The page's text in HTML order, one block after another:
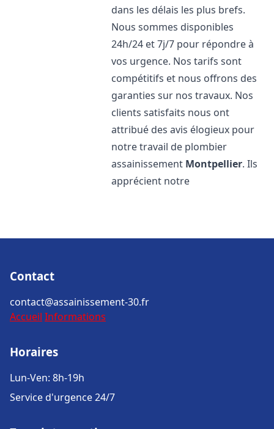
dans les délais les plus brefs.
Nous sommes disponibles
24h/24 et 7j/7 pour répondre à
vos urgence. Nos tarifs sont
compétitifs et nous offrons des
garanties sur nos travaux. Nos
clients satisfaits nous ont
attribué des avis élogieux pour
notre travail de plombier
assainissement Montpellier. Ils
apprécient notre
Contact
contact@assainissement-30.fr
Accueil Informations
Horaires
Lun-Ven: 8h-19h
Service d'urgence 24/7